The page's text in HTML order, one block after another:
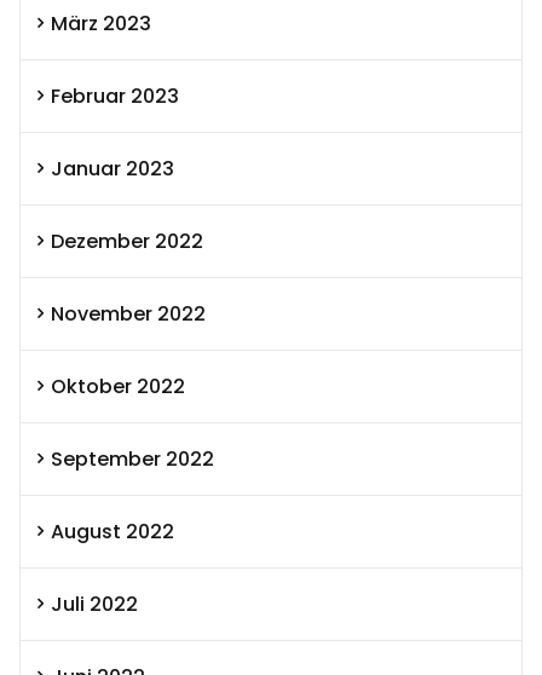
März 2023
Februar 2023
Januar 2023
Dezember 2022
November 2022
Oktober 2022
September 2022
August 2022
Juli 2022